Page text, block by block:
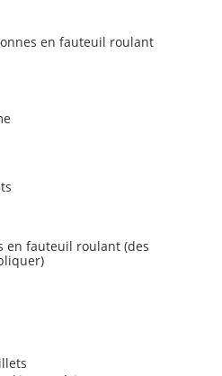
en fauteuil roulant
en fauteuil roulant (des